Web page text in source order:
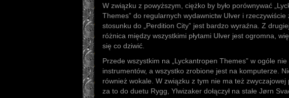
W związku z powyższym, ciężko by było porównywać
Themes” do regularnych wydawnictw Ulver i rzeczywiście
stosunku do „Perdition City” jest bardzo wyraźna. Z
różnica między wszystkimi płytami Ulver jest ogromna,
się co dziwić.
Przede wszystkim na „Lyckantropen Themes” w ogóle nie
instrumentów, a wszystko zrobione jest na komputerze.
również wokale. W związku z tym nie ma też zwyczajowej
za to do duetu Rygg, Ylwizaker dołączył na stałe Jørn